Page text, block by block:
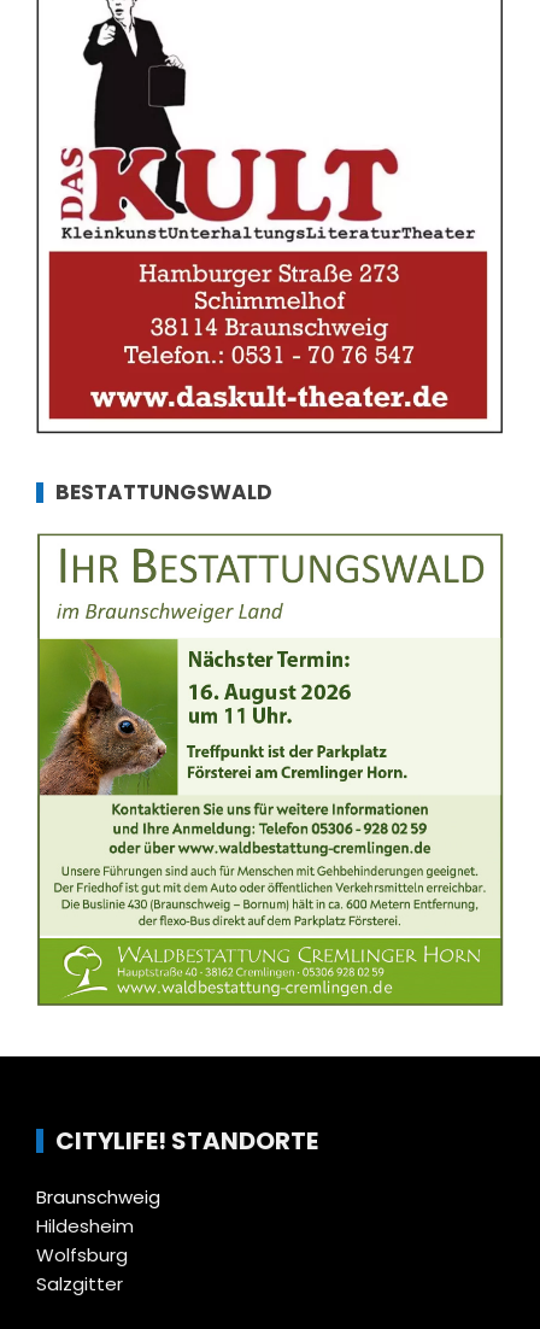
BESTATTUNGSWALD
CITYLIFE! STANDORTE
Braunschweig
Hildesheim
Wolfsburg
Salzgitter